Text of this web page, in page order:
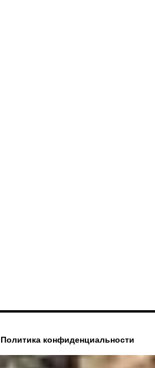
Политика конфиденциальности